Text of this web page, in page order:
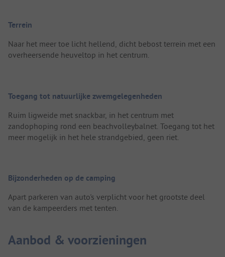
Terrein
Naar het meer toe licht hellend, dicht bebost terrein met een
overheersende heuveltop in het centrum.
Toegang tot natuurlijke zwemgelegenheden
Ruim ligweide met snackbar, in het centrum met
zandophoping rond een beachvolleybalnet. Toegang tot het
meer mogelijk in het hele strandgebied, geen riet.
Bijzonderheden op de camping
Apart parkeren van auto's verplicht voor het grootste deel
van de kampeerders met tenten.
Aanbod & voorzieningen